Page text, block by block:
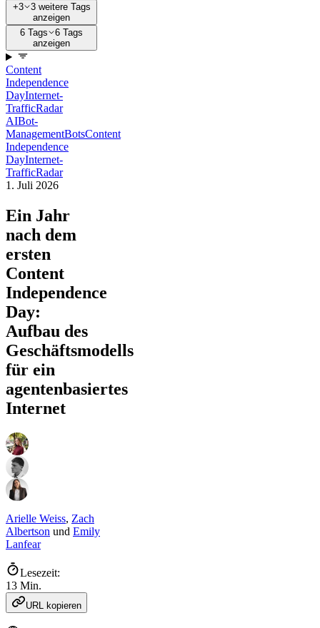
+3
3 weitere Tags
anzeigen
6 Tags
6 Tags
anzeigen
Content
Independence
DayInternet-
TrafficRadar
AIBot-
ManagementBotsContent
Independence
DayInternet-
TrafficRadar
1. Juli 2026
Ein Jahr
nach dem
ersten
Content
Independence
Day:
Aufbau des
Geschäftsmodells
für ein
agentenbasiertes
Internet
Arielle Weiss, Zach
Albertson und Emily
Lanfear
Lesezeit:
13 Min.
URL kopieren